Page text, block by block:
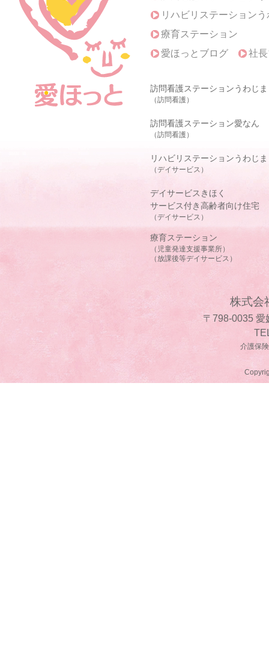
リハビリステーション
療育ステーション
愛ほっとブログ
社
訪問看護ステーションうわじま
（訪問看護）
訪問看護ステーション愛なん
（訪問看護）
リハビリステーションうわじま
（デイサービス）
デイサービスきほく
サービス付き高齢者向け住宅
（デイサービス）
療育ステーション
（児童発達支援事業所）
（放課後等デイサービス）
株式会
〒798-0035 愛
介護保